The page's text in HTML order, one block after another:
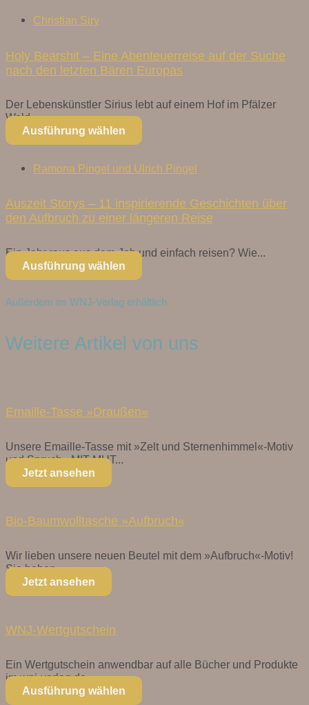
Christian Siry
Holy Bearshit – Eine Abenteuerreise auf der Suche
nach den letzten Bären Europas
Der Lebenskünstler Sirius lebt auf einem Hof im Pfälzer
Wald...
Ausführung wählen
Ramona Pingel und Ulrich Pingel
Auszeit Storys – 11 inspirierende Geschichten über
den Aufbruch zu einer längeren Reise
Ein Jahr raus aus dem Job und einfach reisen? Wie...
Ausführung wählen
Außerdem im WNJ-Verlag erhältlich
Weitere Artikel von uns
Emaille-Tasse »Draußen«
Unsere Emaille-Tasse mit »Zelt und Sternenhimmel«-Motiv
und Spruch »MIT MUT...
Jetzt ansehen
Bio-Baumwolltasche »Aufbruch«
Wir lieben unsere neuen Beutel mit dem »Aufbruch«-Motiv!
Sie haben...
Jetzt ansehen
WNJ-Wertgutschein
Ein Wertgutschein anwendbar auf alle Bücher und Produkte
im wnj-verlag.de...
Ausführung wählen